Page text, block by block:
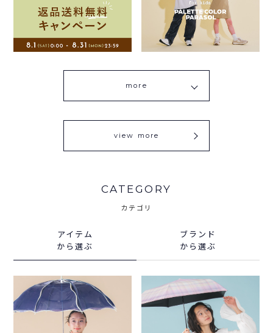
more
view more
CATEGORY
カテゴリ
アイテム
から選ぶ
ブランド
から選ぶ